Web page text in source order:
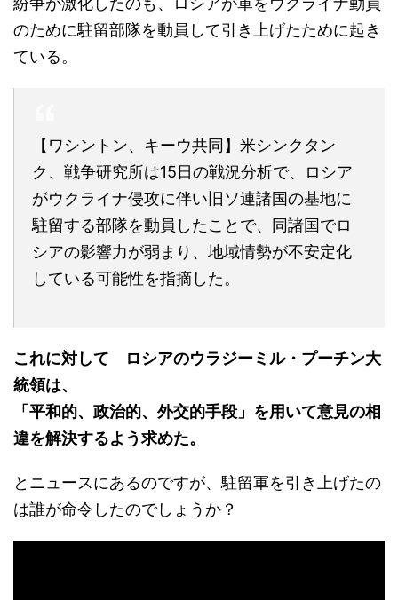
のために駐留部隊を動員して引き上げたために起き
ている。
【ワシントン、キーウ共同】米シンクタン
ク、戦争研究所は15日の戦況分析で、ロシア
がウクライナ侵攻に伴い旧ソ連諸国の基地に
駐留する部隊を動員したことで、同諸国でロ
シアの影響力が弱まり、地域情勢が不安定化
している可能性を指摘した。
これに対して ロシアのウラジーミル・プーチン大
統領は、
「平和的、政治的、外交的手段」を用いて意見の相
違を解決するよう求めた。
とニュースにあるのですが、駐留軍を引き上げたの
は誰が命令したのでしょうか？